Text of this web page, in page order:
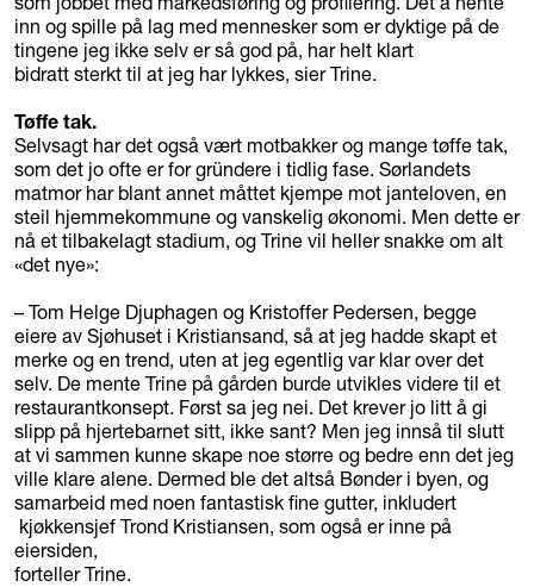
inn og spille på lag med mennesker som er dyktige på de
tingene jeg ikke selv er så god på, har helt klart
bidratt sterkt til at jeg har lykkes, sier Trine.
Tøffe tak.
Selvsagt har det også vært motbakker og mange tøffe tak,
som det jo ofte er for gründere i tidlig fase. Sørlandets
matmor har blant annet måttet kjempe mot janteloven, en
steil hjemmekommune og vanskelig økonomi. Men dette er
nå et tilbakelagt stadium, og Trine vil heller snakke om alt
«det nye»:
– Tom Helge Djuphagen og Kristoffer Pedersen, begge
eiere av Sjøhuset i Kristiansand, så at jeg hadde skapt et
merke og en trend, uten at jeg egentlig var klar over det
selv. De mente Trine på gården burde utvikles videre til et
restaurantkonsept. Først sa jeg nei. Det krever jo litt å gi
slipp på hjertebarnet sitt, ikke sant? Men jeg innså til slutt
at vi sammen kunne skape noe større og bedre enn det jeg
ville klare alene. Dermed ble det altså Bønder i byen, og
samarbeid med noen fantastisk fine gutter, inkludert
kjøkkensjef Trond Kristiansen, som også er inne på
eiersiden,
forteller Trine.